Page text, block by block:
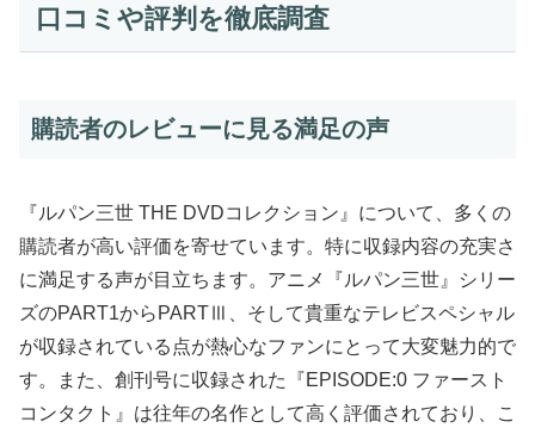
口コミや評判を徹底調査
購読者のレビューに見る満足の声
『ルパン三世 THE DVDコレクション』について、多くの
購読者が高い評価を寄せています。特に収録内容の充実さ
に満足する声が目立ちます。アニメ『ルパン三世』シリー
ズのPART1からPARTⅢ、そして貴重なテレビスペシャル
が収録されている点が熱心なファンにとって大変魅力的で
す。また、創刊号に収録された『EPISODE:0 ファースト
コンタクト』は往年の名作として高く評価されており、こ